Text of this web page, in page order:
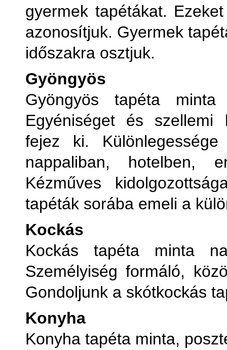
gyermek tapétákat.
azonosítjuk. Gyermek
időszakra osztjuk.
Gyöngyös
Gyöngyös tapéta
Egyéniséget és szellemi
fejez ki.
nappaliban, hotelben,
Kézműves
tapéták sorába emeli a
Kockás
Kockás tapéta minta
Személyiség formáló,
Gondoljunk a skótkockás
Konyha
Konyha tapéta minta,